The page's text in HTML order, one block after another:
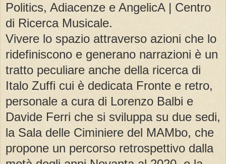
Politics, Adiacenze e AngelicA | Centro
di Ricerca Musicale.
Vivere lo spazio attraverso azioni che lo
ridefiniscono e generano narrazioni è un
tratto peculiare anche della ricerca di
Italo Zuffi cui è dedicata Fronte e retro,
personale a cura di Lorenzo Balbi e
Davide Ferri che si sviluppa su due sedi,
la Sala delle Ciminiere del MAMbo, che
propone un percorso retrospettivo dalla